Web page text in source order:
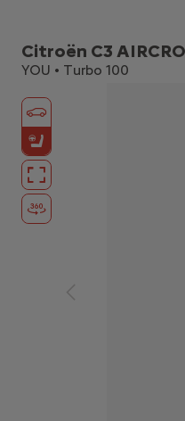
Citroën C3
YOU • Turbo 100